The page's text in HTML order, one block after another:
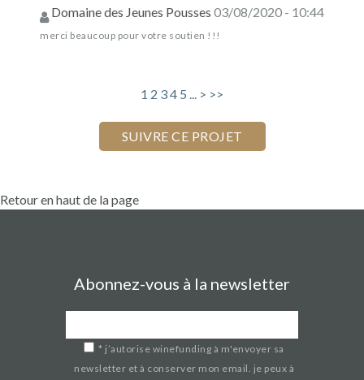
Domaine des Jeunes Pousses 03/08/2020 - 10:44
merci beaucoup pour votre soutien !!!
1 2 34 5 ... > >>
Retour en haut de la page
Abonnez-vous à la newsletter
* j’autorise winefunding à m'envoyer sa
newsletter et à conserver mon email. je peux à